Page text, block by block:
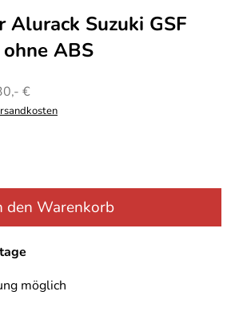
Alurack Suzuki GSF
ABS
€
den Warenkorb
möglich